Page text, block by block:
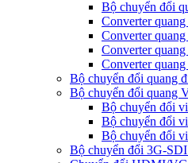
Bộ chuyển đổi
Converter
Converter
Converter
Converter quang
Bộ chuyển đổi quang
Bộ chuyển đổi quang
Bộ chuyển đổi
Bộ chuyển đổi
Bộ chuyển đổi
Bộ chuyển đổi 3G-SDI